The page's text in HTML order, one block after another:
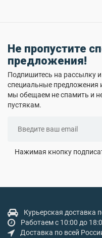
Не пропустите
предложения!
Подпишитесь на рассылку и
специальные предложения
мы обещаем не спамить и
пустякам.
Нажимая кнопку
Курьерская доставка
Работаем с 10:00 до
Доставка по всей